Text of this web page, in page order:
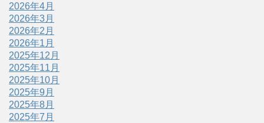
2026年4月
2026年3月
2026年2月
2026年1月
2025年12月
2025年11月
2025年10月
2025年9月
2025年8月
2025年7月